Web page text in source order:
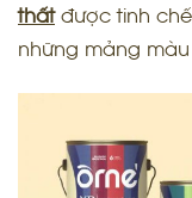
thấtđược tinh
những mảng